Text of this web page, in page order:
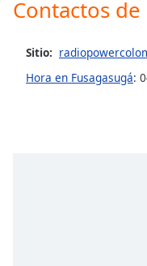
Opacity
Font
Contactos
Sitio:
Hora en Fusagasugá: